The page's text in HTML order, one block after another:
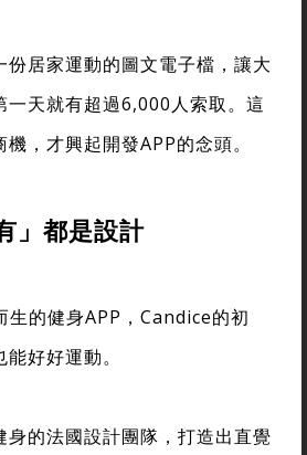
份居家運動的圖文電子檔，讓大
一天就有超過6,000人索取。這
，才興起開發APP的念頭。
」都是設計
的健身APP，Candice的初
好好運動。
身的法國設計團隊，打造出直覺